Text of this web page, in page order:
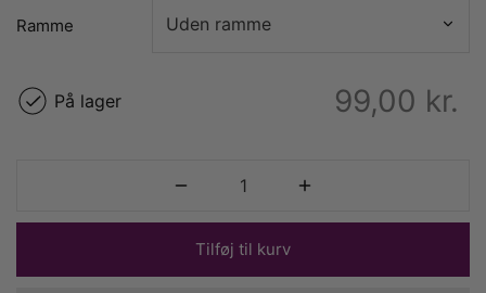
Ramme
99,00 kr.
På lager
Tilføj til kurv